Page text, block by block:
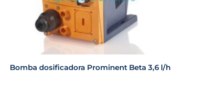
Bomba dosificadora Prominent Beta 3,6 l/h